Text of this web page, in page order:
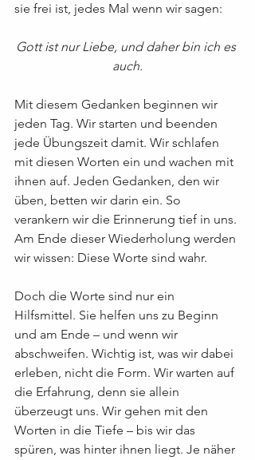
sie frei ist, jedes Mal wenn wir sagen:
Gott ist nur Liebe, und daher bin ich es
auch.
Mit diesem Gedanken beginnen wir
jeden Tag. Wir starten und beenden
jede Übungszeit damit. Wir schlafen
mit diesen Worten ein und wachen mit
ihnen auf. Jeden Gedanken, den wir
üben, betten wir darin ein. So
verankern wir die Erinnerung tief in uns.
Am Ende dieser Wiederholung werden
wir wissen: Diese Worte sind wahr.
Doch die Worte sind nur ein
Hilfsmittel. Sie helfen uns zu Beginn
und am Ende – und wenn wir
abschweifen. Wichtig ist, was wir dabei
erleben, nicht die Form. Wir warten auf
die Erfahrung, denn sie allein
überzeugt uns. Wir gehen mit den
Worten in die Tiefe – bis wir das
spüren, was hinter ihnen liegt. Je näher